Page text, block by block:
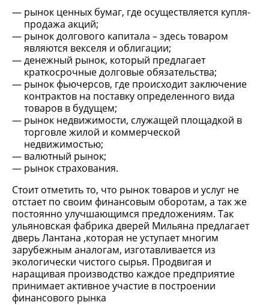
рынок ценных бумаг, где осуществляется купля-
продажа акций;
рынок долгового капитала – здесь товаром
являются векселя и облигации;
денежный рынок, который предлагает
краткосрочные долговые обязательства;
рынок фьючерсов, где происходит заключение
контрактов на поставку определенного вида
товаров в будущем;
рынок недвижимости, служащей площадкой в
торговле жилой и коммерческой
недвижимостью;
валютный рынок;
рынок страхования.
Стоит отметить то, что рынок товаров и услуг не
отстает по своим финансовым оборотам, а так же
постоянно улучшающимся предложениям. Так
ульяновская фабрика дверей Мильяна предлагает
дверь Лантана ,которая не уступает многим
зарубежным аналогам, изготавливается из
экологически чистого сырья. Продвигая и
наращивая производство каждое предприятие
принимает активное участие в построении
финансового рынка